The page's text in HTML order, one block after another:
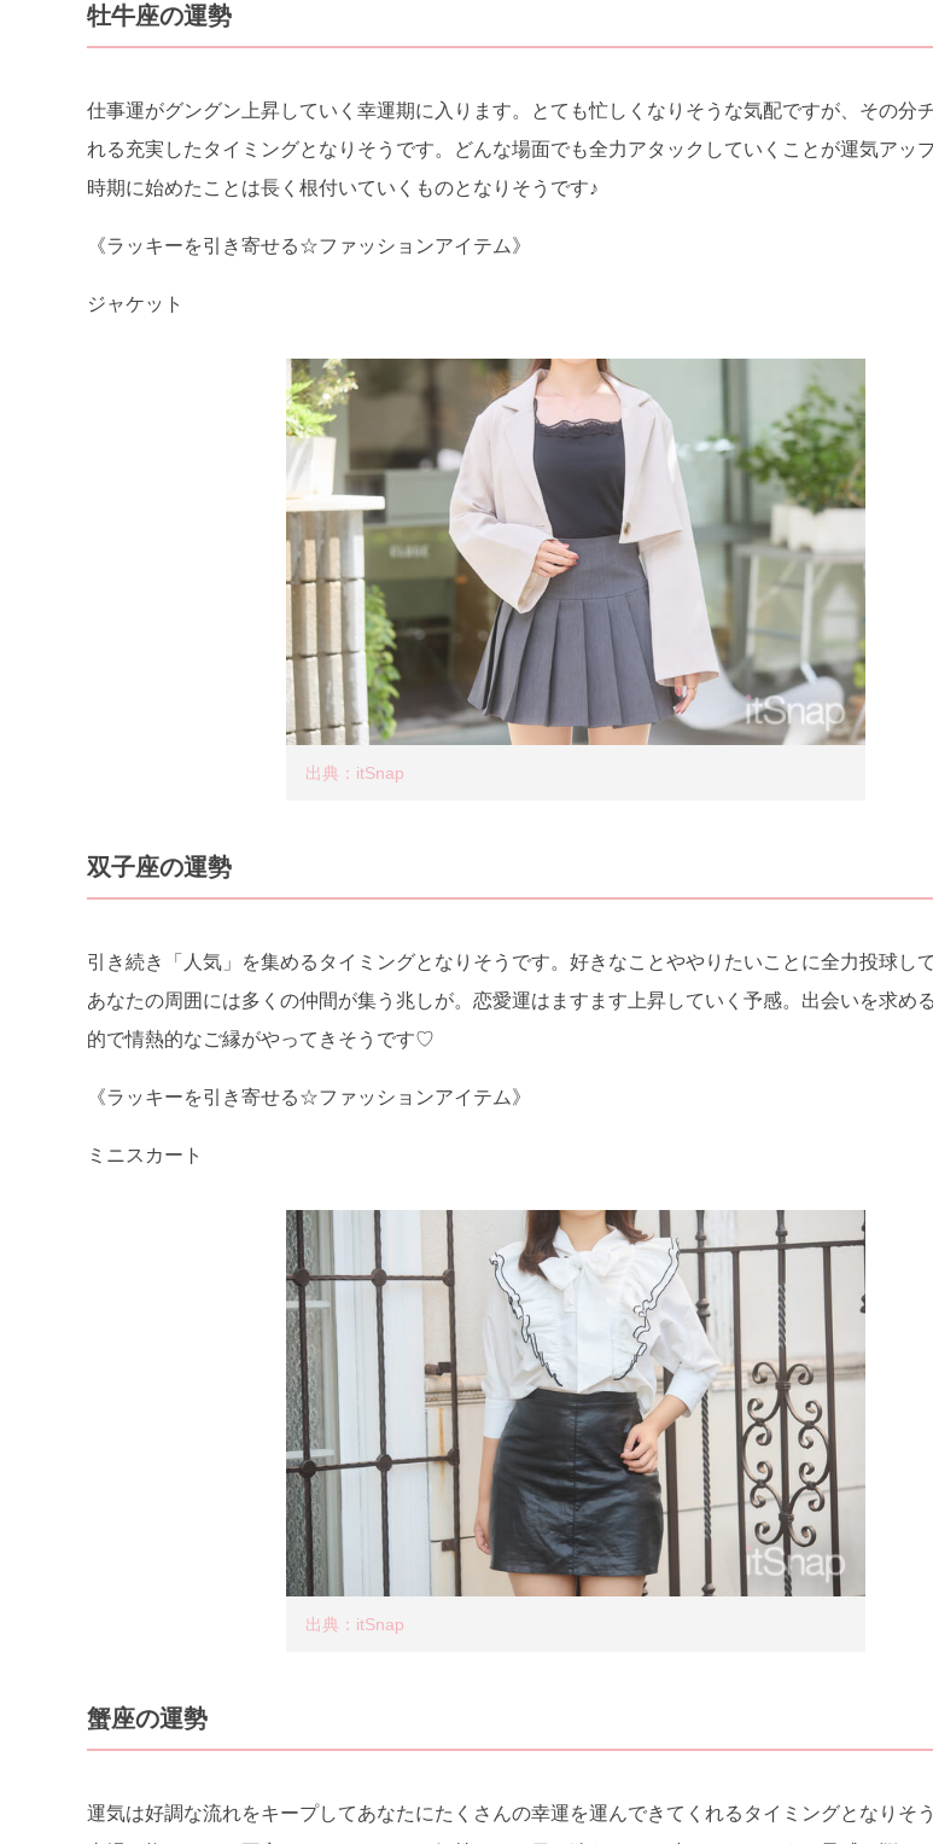
牡牛座の運勢
仕事運がグングン上昇していく幸運期に入ります。とても忙しくなりそうな気配ですが、その分
れる充実したタイミングとなりそうです。どんな場面でも全力アタックしていくことが運気アッ
時期に始めたことは長く根付いていくものとなりそうです♪
《ラッキーを引き寄せる☆ファッションアイテム》
ジャケット
出典：itSnap
双子座の運勢
引き続き「人気」を集めるタイミングとなりそうです。好きなことややりたいことに全力投球し
あなたの周囲には多くの仲間が集う兆しが。恋愛運はますます上昇していく予感。出会いを求め
的で情熱的なご縁がやってきそうです♡
《ラッキーを引き寄せる☆ファッションアイテム》
ミニスカート
出典：itSnap
蟹座の運勢
運気は好調な流れをキープしてあなたにたくさんの幸運を運んできてくれるタイミングとなりそ